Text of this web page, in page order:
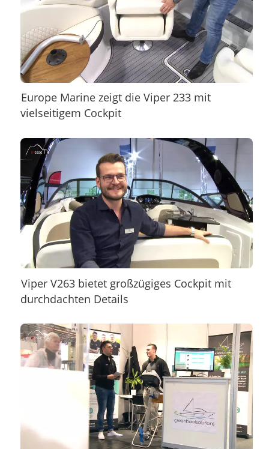
Europe Marine zeigt die Viper 233 mit
vielseitigem Cockpit
Viper V263 bietet großzügiges Cockpit mit
durchdachten Details